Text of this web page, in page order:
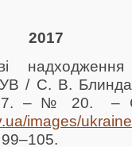
2017
/ С. В.
– № 20. –
images/